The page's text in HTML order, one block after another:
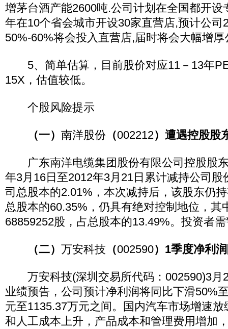
增茅台酒产能2600吨.公司计划在全国都开设
年在10个省会城市开设30家直营店,预计公司
50%-60%将会投入直营店,届时将会大幅增
5、简单估算，目前股价对应11－13年
15X，估值较低。
个股风险提示
（一） 南洋股份 （002212）遭遇控股股
广东南洋电缆集团股份有限公司控股股
年3月16日至2012年3月21日累计减持公司股
司总股本的2.01%，本次减持后，该股东仍
总股本的60.35%，仍具有绝对控制地位，其
68859252股，占总股本的13.49%。投资者
（二） 万安科技 （002590）1季度净利
万安科技(深圳交易所代码：002590)3月
业绩预告，公司预计净利润将同比下滑50%
元至1135.37万元之间。国内汽车市场增速
和人工成本上升，产品成本和管理费用增加